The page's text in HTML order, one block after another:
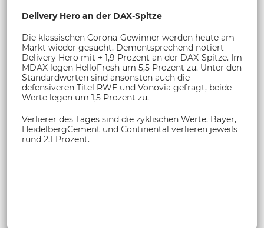
Delivery Hero an der DAX-Spitze
Die klassischen Corona-Gewinner werden heute am
Markt wieder gesucht. Dementsprechend notiert
Delivery Hero mit + 1,9 Prozent an der DAX-Spitze. Im
MDAX legen HelloFresh um 5,5 Prozent zu. Unter den
Standardwerten sind ansonsten auch die
defensiveren Titel RWE und Vonovia gefragt, beide
Werte legen um 1,5 Prozent zu.
Verlierer des Tages sind die zyklischen Werte. Bayer,
HeidelbergCement und Continental verlieren jeweils
rund 2,1 Prozent.